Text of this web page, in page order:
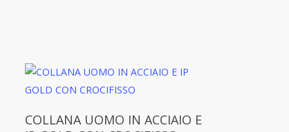
Aggiungi Al Carrello
COLLANA UOMO IN ACCIAIO E